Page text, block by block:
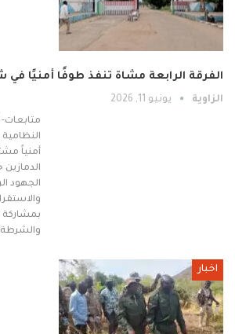
الفرقة الرابعة مشاة تنفذ طوفًا أمنيًا في
الزاوية يونيو 11, 2026
متابعات-
النظامية
أمنياً
الدمازين
الجهود
بمشاركة
والشرطة
اخبار